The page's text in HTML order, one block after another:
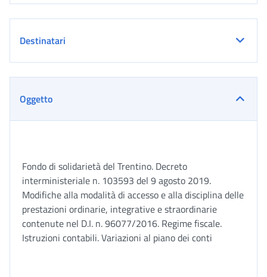
Destinatari
Oggetto
Fondo di solidarietà del Trentino. Decreto
interministeriale n. 103593 del 9 agosto 2019.
Modifiche alla modalità di accesso e alla disciplina delle
prestazioni ordinarie, integrative e straordinarie
contenute nel D.I. n. 96077/2016. Regime fiscale.
Istruzioni contabili. Variazioni al piano dei conti